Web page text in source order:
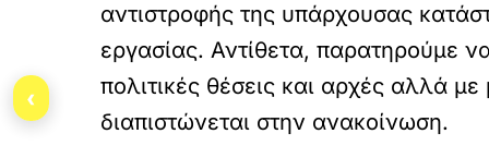
αντιστροφής της υπάρχουσας
εργασίας. Αντίθετα, παρατηρούμε
πολιτικές θέσεις και αρχές αλλά
διαπιστώνεται στην ανακοίνωση.
‹